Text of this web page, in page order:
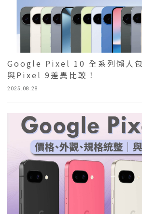
2025.08.28
Google Pixel 10 全系列懶人包
與Pixel 9差異比較！